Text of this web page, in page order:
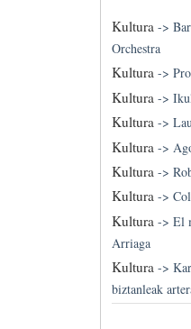
Kultura->
Orchestra
Kultura->
Kultura->
Kultura->
Kultura ->
Kultura->
Kultura->
Kultura-> El
Arriaga
Kultura->
biztanleak